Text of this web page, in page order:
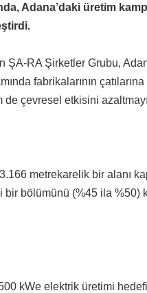
Adana’daki üretim
RA Şirketler Grubu,
fabrikalarının
çevresel etkisini
metrekarelik bir alanı
bölümünü (%45 ila %50)
kWe elektrik üretimi